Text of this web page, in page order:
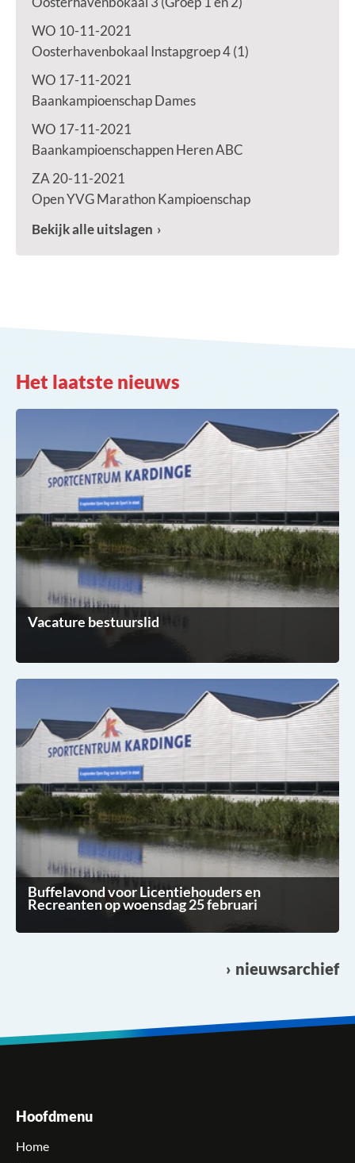
WO 10-11-2021
Oosterhavenbokaal Instapgroep 4 (1)
WO 17-11-2021
Baankampioenschap Dames
WO 17-11-2021
Baankampioenschappen Heren ABC
ZA 20-11-2021
Open YVG Marathon Kampioenschap
Bekijk alle uitslagen
Het laatste nieuws
Vacature bestuurslid
Buffelavond voor Licentiehouders en
Recreanten op woensdag 25 februari
nieuwsarchief
Hoofdmenu
Home